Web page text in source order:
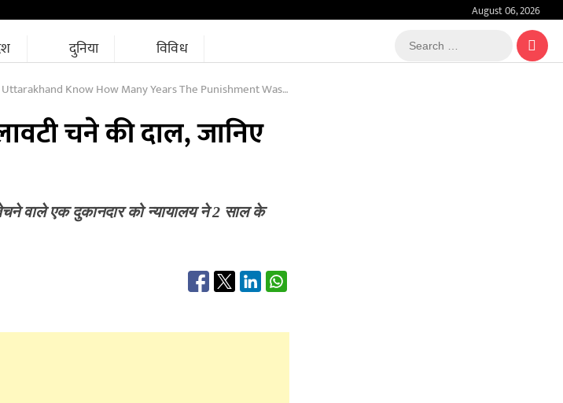
August 06, 2026
दुनिया विविध
Search
…
Know How Many Years The Punishment Was Given
चने की दाल, जानिए
वाले एक दुकानदार को न्यायालय ने 2 साल के